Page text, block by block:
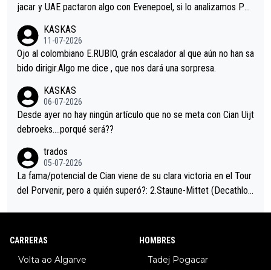
jacar y UAE pactaron algo con Evenepoel, si lo analizamos Poj
i sin pedalear, luego está el saludo con Evenepoel dándose la
mano de una manera muy fraternal, más allá de los típicos toqu
es en el hombro con que saludaba a Vingegard. Ahí hubo una in
eta, a ver si por querer poner a Del Toro con calzador en posi
ción de podio UAE y Pojacar se van complicar el tour.
KASKAS
11-07-2026
Ojo al colombiano E.RUBIO, grán escalador al que aún no han sa
bido dirigir.Algo me dice , que nos dará una sorpresa.
KASKAS
06-07-2026
Desde ayer no hay ningún artículo que no se meta con Cian Uijt
debroeks….porqué será??
trados
05-07-2026
La fama/potencial de Cian viene de su clara victoria en el Tour
del Porvenir, pero a quién superó?: 2.Staune-Mittet (Decathlon,
8.Lenny Martinez (Bahrein), 9. Van Belle (Visma), 10. Vacek (Li
CARRERAS
Volta ao Algarve
HOMBRES
Tadej Pogacar